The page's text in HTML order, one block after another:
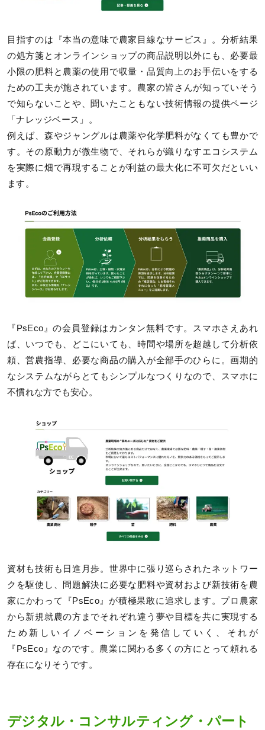
目指すのは『本当の意味で農家目線なサービス』。分析結果
の処方箋とオンラインショップの商品説明以外にも、必要最
小限の肥料と農薬の使用で収量・品質向上のお手伝いをする
ための工夫が施されています。農家の皆さんが知っていそう
で知らないことや、聞いたこともない技術情報の提供ページ
「ナレッジベース」。
例えば、森やジャングルは農薬や化学肥料がなくても豊かで
す。その原動力が微生物で、それらが織りなすエコシステム
を実際に畑で再現することが利益の最大化に不可欠だといい
ます。
『PsEco』の会員登録はカンタン無料です。スマホさえあれ
ば、いつでも、どこにいても、時間や場所を超越して分析依
頼、営農指導、必要な商品の購入が全部手のひらに。画期的
なシステムながらとてもシンプルなつくりなので、スマホに
不慣れな方でも安心。
資材も技術も日進月歩。世界中に張り巡らされたネットワー
クを駆使し、問題解決に必要な肥料や資材および新技術を農
家にかわって『PsEco』が積極果敢に追求します。プロ農家
から新規就農の方までそれぞれ違う夢や目標を共に実現する
ため新しいイノベーションを発信していく、それが
『PsEco』なのです。農業に関わる多くの方にとって頼れる
存在になりそうです。
デジタル・コンサルティング・パート